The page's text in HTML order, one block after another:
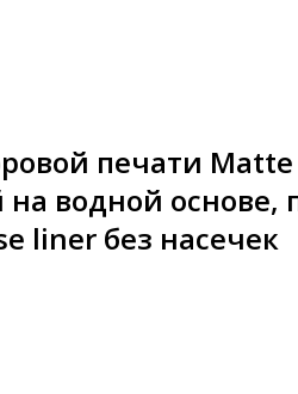
печати Matte
водной основе,
liner без насечек